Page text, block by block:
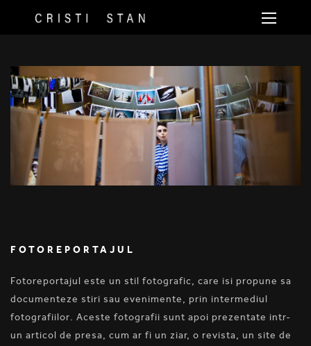
FOTOREPORTAJUL
Fotoreportajul este un stil fotografic, care isi propune sa
documenteze stiri sau evenimente, prin intermediul
fotografiilor. Aceste fotografii sunt apoi prezentate intr-
un articol de presa, cum ar fi un ziar, o revista, un site de